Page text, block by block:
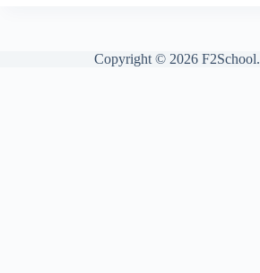
Copyright © 2026 F2School.